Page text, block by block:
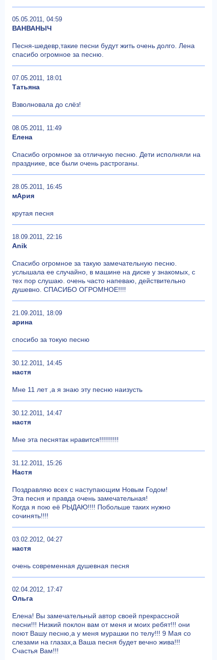
05.05.2011, 04:59
ВАНВАНЫЧ
Песня-шедевр,такие песни будут жить очень долго. Лена
спасибо огромное за песню.
07.05.2011, 18:01
Татьяна
Взволновала до слёз!
08.05.2011, 11:49
Елена
Спасибо огромное за отличную песню. Дети исполняли на
празднике, все были очень растроганы.
28.05.2011, 16:45
мАрия
крутая песня
18.09.2011, 22:16
Аnik
Спасибо огромное за такую замечательную песню.
услышала ее случайно, в машине на диске у знакомых, с
тех пор слушаю. очень часто напеваю, действительно
душевно. СПАСИБО ОГРОМНОЕ!!!!
21.09.2011, 18:09
арина
спосибо за токую песню
30.12.2011, 14:45
настя
Мне 11 лет ,а я знаю эту песню наизусть
30.12.2011, 14:47
настя
Мне эта песнятак нравится!!!!!!!!!!
31.12.2011, 15:26
Настя
Поздравляю всех с наступающим Новым Годом!
Эта песня и правда очень замечательная!
Когда я пою её РЫДАЮ!!!! Побольше таких нужно
сочинять!!!!
03.02.2012, 04:27
настя
очень современная душевная песня
02.04.2012, 17:47
Ольга
Елена! Вы замечательный автор своей прекрассной
песни!!! Низкий поклон вам от меня и моих ребят!!! они
поют Вашу песню,а у меня мурашки по телу!!! 9 Мая со
слезами на глазах,а Ваша песня будет вечно жива!!!
Счастья Вам!!!